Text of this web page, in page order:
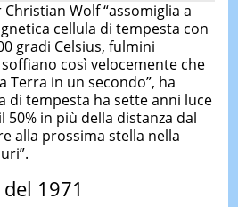
Wolf “assomiglia a
cellula di tempesta con
gradi Celsius, fulmini
così velocemente che
Terra in un secondo”, ha
di tempesta ha sette anni luce
50% in più della distanza dal
alla prossima stella nella
1971